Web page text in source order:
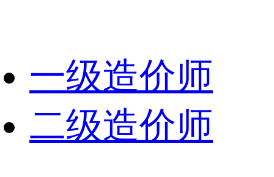
一级造价师
二级造价师